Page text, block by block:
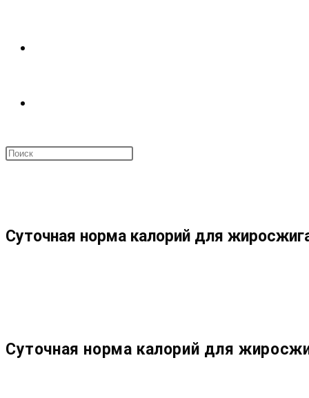
ПОИСК
Суточная норма калорий для
Суточная норма калорий для